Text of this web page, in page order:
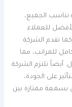
تناسب الجميع،
للعملاء
تقدم الشركة
للمراتب، مما
أيضاً تلتزم الشركة
على الجودة،
ممتازة بين